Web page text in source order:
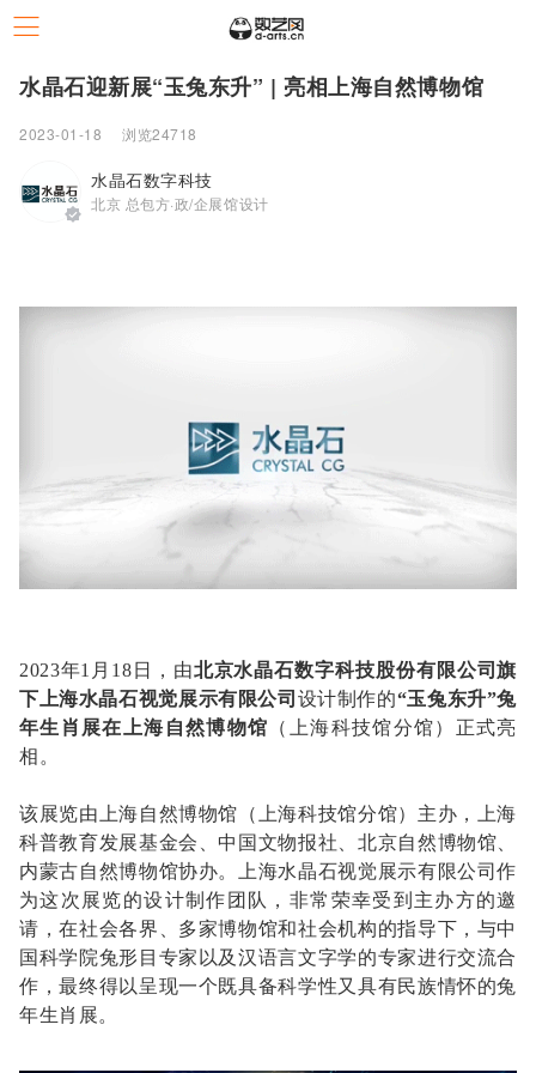
水晶石迎新展“玉兔东升” | 亮相上海自然博物馆
2023-01-18 浏览24718
水晶石数字科技
北京 总包方·政/企展馆设计
2023年1月18日，由北京水晶石数字科技股份有限公司旗
下上海水晶石视觉展示有限公司 设计制作的“玉兔东升”兔
年生肖展在上海自然博物馆 （上海科技馆分馆）正式亮
相。
该展览由上海自然博物馆（上海科技馆分馆）主办，上海
科普教育发展基金会、中国文物报社、北京自然博物馆、
内蒙古自然博物馆协办。上海水晶石视觉展示有限公司作
为这次展览的设计制作团队，非常荣幸受到主办方的邀
请，在社会各界、多家博物馆和社会机构的指导下，与中
国科学院兔形目专家以及汉语言文字学的专家进行交流合
作，最终得以呈现一个既具备科学性又具有民族情怀的兔
年生肖展。